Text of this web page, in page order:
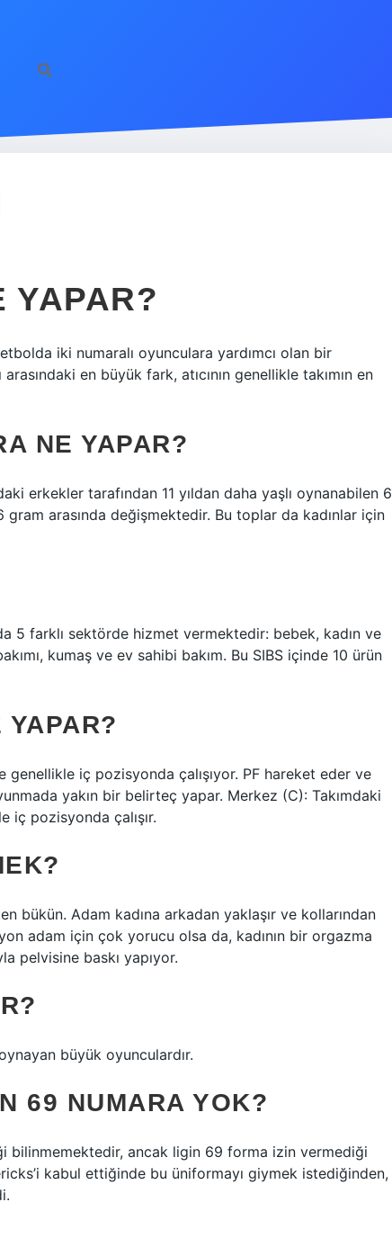
YAPAR?
iki numaralı oyunculara yardımcı olan bir
en büyük fark, atıcının genellikle takımın en
NE YAPAR?
erkekler tarafından 11 yıldan daha yaşlı oynanabilen 6
gram arasında değişmektedir. Bu toplar da kadınlar için
5 farklı sektörde hizmet vermektedir: bebek, kadın ve
kumaş ve ev sahibi bakım. Bu SIBS içinde 10 ürün
YAPAR?
genellikle iç pozisyonda çalışıyor. PF hareket eder ve
yakın bir belirteç yapar. Merkez (C): Takımdaki
iç pozisyonda çalışır.
bükün. Adam kadına arkadan yaklaşır ve kollarından
adam için çok yorucu olsa da, kadının bir orgazma
pelvisine baskı yapıyor.
büyük oyunculardır.
69 NUMARA YOK?
bilinmemektedir, ancak ligin 69 forma izin vermediği
kabul ettiğinde bu üniformayı giymek istediğinden,